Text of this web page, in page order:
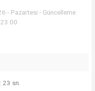
- Pazartesi - Güncelleme:
23 sn.